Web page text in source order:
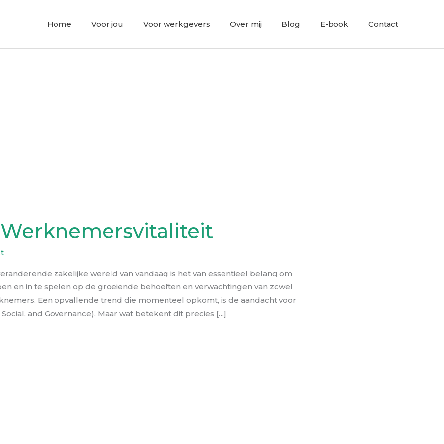
Home Voor jou Voor werkgevers Over mij Blog E-book Contact
Werknemersvitaliteit
zakelijke wereld van vandaag is het van essentieel belang om
en in te spelen op de groeiende behoeften en verwachtingen van zowel
Een opvallende trend die momenteel opkomt, is de aandacht voor
Social, and Governance). Maar wat betekent dit precies […]